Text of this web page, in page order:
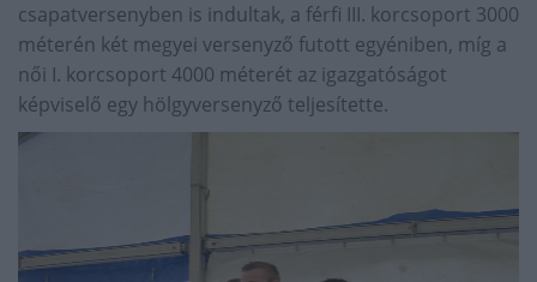
csapatversenyben is indultak, a férfi III. korcsoport 3000
méterén két megyei versenyző futott egyéniben, míg a
női I. korcsoport 4000 méterét az igazgatóságot
képviselő egy hölgyversenyző teljesítette.